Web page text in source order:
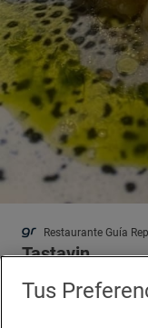
Restaurante Guía
Tastavin
Tus